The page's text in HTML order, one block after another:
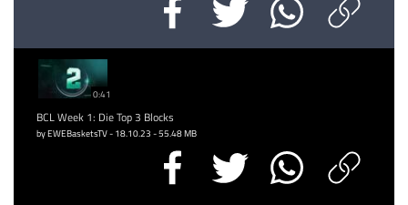
0:41
BCL Week 1: Die Top 3 Blocks
by EWEBasketsTV - 18.10.23 - 55.48 MB